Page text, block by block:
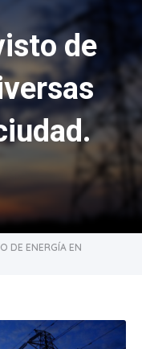
de
DE ENERGÍA EN